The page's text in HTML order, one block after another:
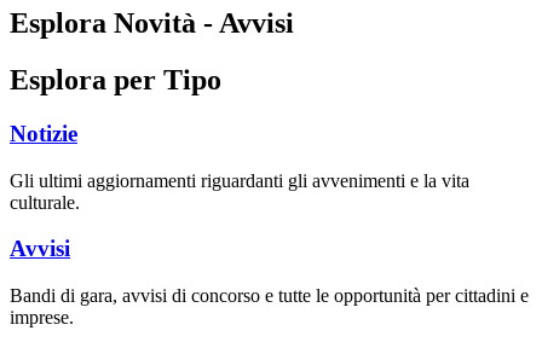
Esplora Novità - Avvisi
Esplora per Tipo
Notizie
Gli ultimi aggiornamenti riguardanti gli avvenimenti e la vita
culturale.
Avvisi
Bandi di gara, avvisi di concorso e tutte le opportunità per cittadini e
imprese.